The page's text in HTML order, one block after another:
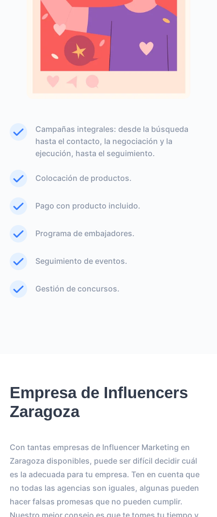
Campañas integrales: desde la búsqueda
hasta el contacto, la negociación y la
ejecución, hasta el seguimiento.
Colocación de productos.
Pago con producto incluido.
Programa de embajadores.
Seguimiento de eventos.
Gestión de concursos.
Empresa de Influencers
Zaragoza
Con tantas empresas de Influencer Marketing en
Zaragoza disponibles, puede ser difícil decidir cuál
es la adecuada para tu empresa. Ten en cuenta que
no todas las agencias son iguales, algunas pueden
hacer falsas promesas que no pueden cumplir.
Nuestro mejor consejo es que te tomes tu tiempo y